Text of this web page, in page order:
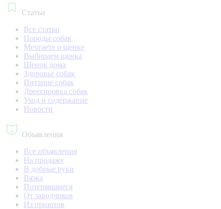
Статьи
Все статьи
Породы собак
Мечтаете о щенке
Выбираем щенка
Щенок дома
Здоровье собак
Питание собак
Дрессировка собак
Уход и содержание
Новости
Объявления
Все объявления
На продажу
В добрые руки
Вязка
Потерявшиеся
От заводчиков
Из приютов